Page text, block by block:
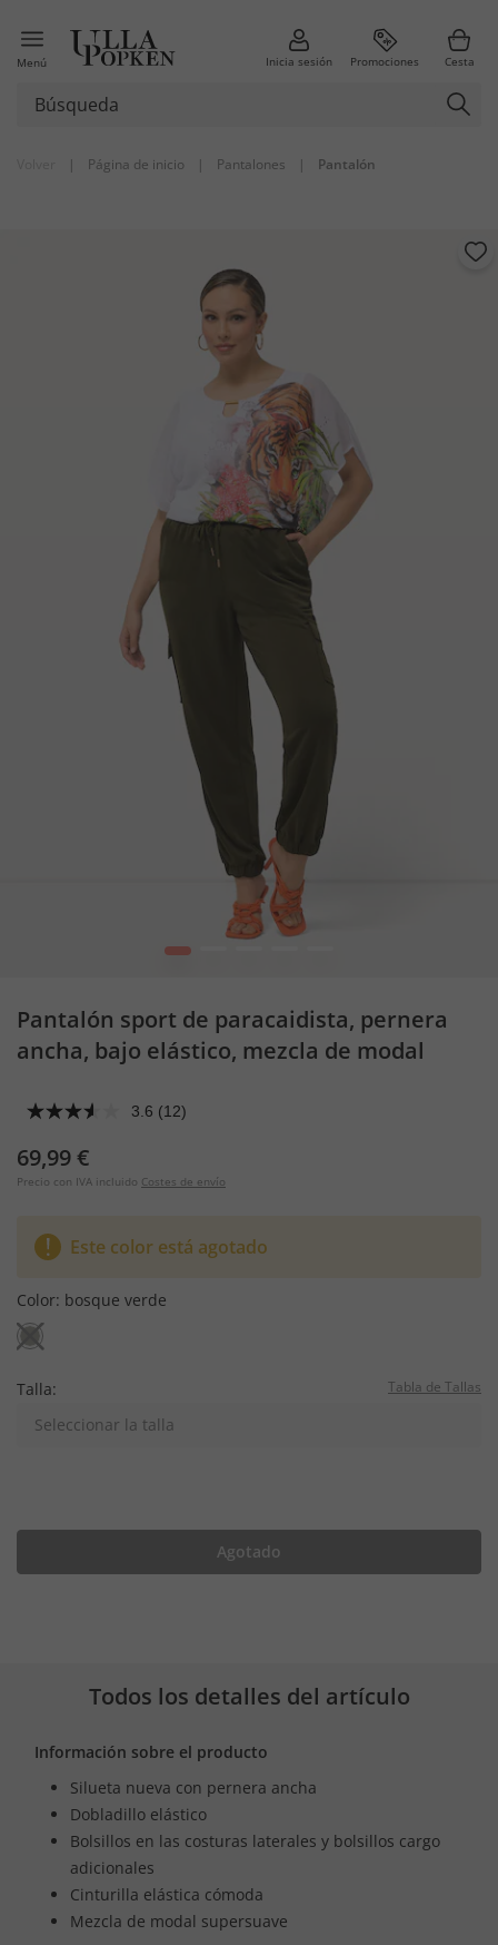
Menú Inicia sesión Promociones Cesta
| Página de inicio | Pantalones | Pantalón
1
Pantalón sport de paracaidista, pernera
ancha, bajo elástico, mezcla de modal
3.6 (12)
69,99 €
Precio con IVA incluido Costes de envío
Este color está agotado
Color: bosque verde
Talla: Tabla de Tallas
Seleccionar la talla
Agotado
Todos los detalles del artículo
Información sobre el producto
Silueta nueva con pernera ancha
Dobladillo elástico
Bolsillos en las costuras laterales y bolsillos cargo
adicionales
Cinturilla elástica cómoda
Mezcla de modal supersuave